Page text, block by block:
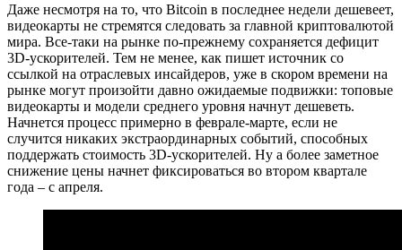
Даже несмотря на то, что Bitcoin в последнее недели дешевеет,
видеокарты не стремятся следовать за главной криптовалютой
мира. Все-таки на рынке по-прежнему сохраняется дефицит
3D-ускорителей. Тем не менее, как пишет источник со
ссылкой на отраслевых инсайдеров, уже в скором времени на
рынке могут произойти давно ожидаемые подвижки: топовые
видеокарты и модели среднего уровня начнут дешеветь.
Начнется процесс примерно в феврале-марте, если не
случится никаких экстраординарных событий, способных
поддержать стоимость 3D-ускорителей. Ну а более заметное
снижение цены начнет фиксироваться во втором квартале
года – с апреля.